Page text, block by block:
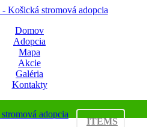
Domov
Adopcia
Mapa
Akcie
Galéria
Kontakty
ITEMS